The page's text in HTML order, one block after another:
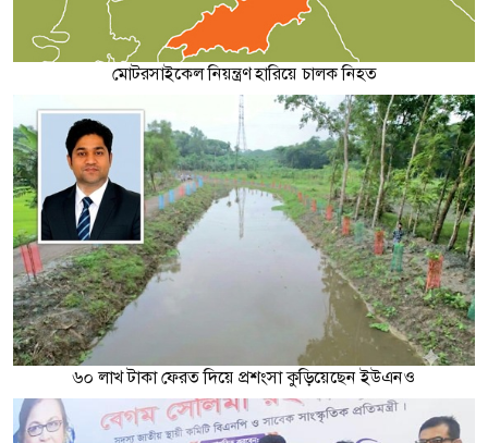
মোটরসাইকেল নিয়ন্ত্রণ হারিয়ে চালক নিহত
৬০ লাখ টাকা ফেরত দিয়ে প্রশংসা কুড়িয়েছেন ইউএনও